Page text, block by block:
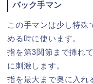
バック手マン
この手マンは少し特殊
める時に使います。
指を第3関節まで挿れ
に刺激します。
指を最大まで奥に入れ